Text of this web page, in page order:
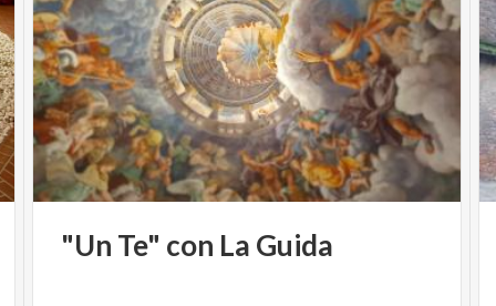
"Un Te" con La Guida